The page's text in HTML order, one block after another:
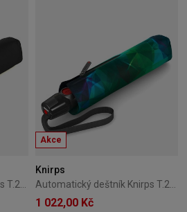
Akce
Knirps
1 022,00 Kč